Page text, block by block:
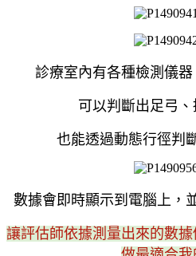
診療室內有各種檢測儀
可以判斷出足弓
也能透過動態行徑判
數據會即時顯示到電腦上，
讓評估師依據測量出來的數